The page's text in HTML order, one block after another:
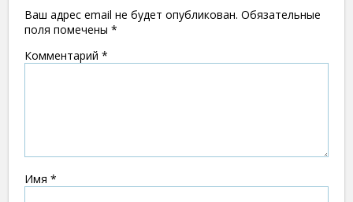
Ваш адрес email не будет опубликован. Обязательные
поля помечены *
Комментарий *
Имя *